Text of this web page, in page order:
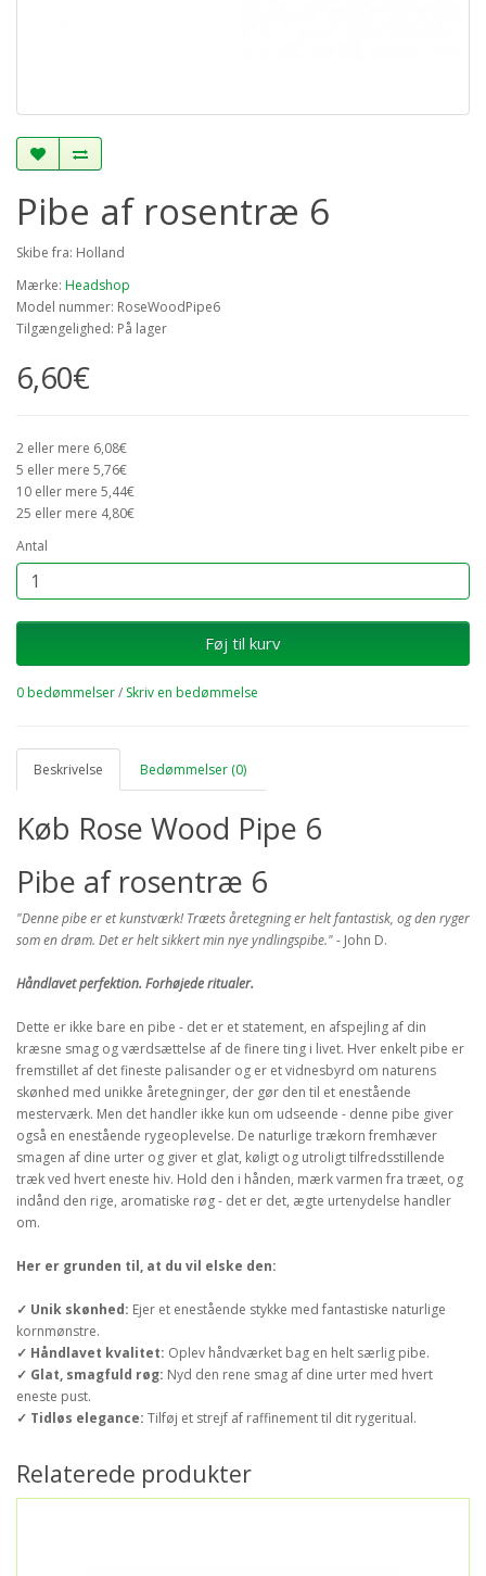
Pibe af rosentræ 6
Skibe fra: Holland
Mærke: Headshop
Model nummer: RoseWoodPipe6
Tilgængelighed: På lager
6,60€
2 eller mere 6,08€
5 eller mere 5,76€
10 eller mere 5,44€
25 eller mere 4,80€
Antal
Føj til kurv
0 bedømmelser/ Skriv en bedømmelse
Beskrivelse Bedømmelser (0)
Køb Rose Wood Pipe 6
Pibe af rosentræ 6
"Denne pibe er et kunstværk! Træets åretegning er helt fantastisk, og den ryger
som en drøm. Det er helt sikkert min nye yndlingspibe."- John D.
Håndlavet perfektion. Forhøjede ritualer.
Dette er ikke bare en pibe - det er et statement, en afspejling af din
kræsne smag og værdsættelse af de finere ting i livet. Hver enkelt pibe er
fremstillet af det fineste palisander og er et vidnesbyrd om naturens
skønhed med unikke åretegninger, der gør den til et enestående
mesterværk. Men det handler ikke kun om udseende - denne pibe giver
også en enestående rygeoplevelse. De naturlige trækorn fremhæver
smagen af dine urter og giver et glat, køligt og utroligt tilfredsstillende
træk ved hvert eneste hiv. Hold den i hånden, mærk varmen fra træet, og
indånd den rige, aromatiske røg - det er det, ægte urtenydelse handler
om.
Her er grunden til, at du vil elske den:
✓ Unik skønhed: Ejer et enestående stykke med fantastiske naturlige
kornmønstre.
✓ Håndlavet kvalitet: Oplev håndværket bag en helt særlig pibe.
✓ Glat, smagfuld røg: Nyd den rene smag af dine urter med hvert
eneste pust.
✓ Tidløs elegance: Tilføj et strejf af raffinement til dit rygeritual.
Relaterede produkter